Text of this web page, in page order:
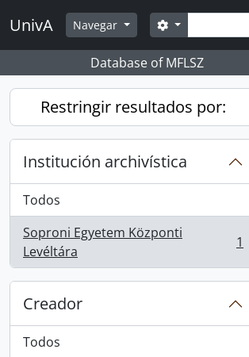
Skip to main content
UnivA Navegar Búsqueda
Search options
Database of MFLSZ
Restringir resultados por:
Institución archivística
Todos
Soproni Egyetem Központi
Levéltára
, 1 resultados 1
Creador
Todos